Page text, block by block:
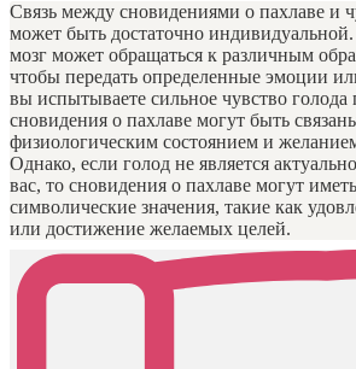
Связь между сновидениями о пахлаве и
может быть достаточно
мозг может обращаться к различным
чтобы передать определенные эмоции
вы испытываете сильное чувство голода
сновидения о пахлаве могут быть
физиологическим состоянием и
Однако, если голод не является
вас, то сновидения о пахлаве могут
символические значения, такие как
или достижение желаемых целей.